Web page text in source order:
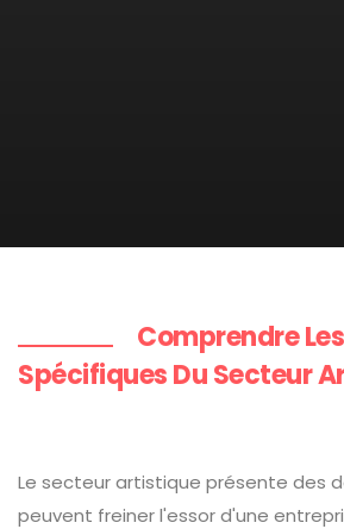
Comprendre
Spécifiques Du Secteur
Le secteur artistique présente des
peuvent freiner l'essor d'une